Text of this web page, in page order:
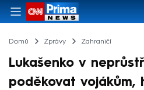
Domů Zprávy Zahraničí
Lukašenko v
poděkovat vojákům,